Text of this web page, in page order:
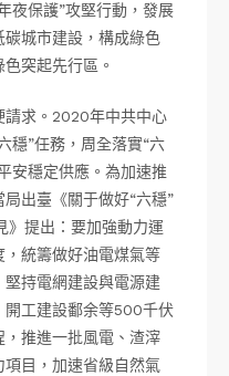
夜保護”攻堅行動，發展
城市建設，構成綠色
突起先行區。
請求。2020年中共中心
穩”任務，周全落實“六
安穩定供應。為加速推
出臺《關于做好“六穩”
》提出：要加強動力運
統籌做好油電煤氣等
持電網建設與電源建
開工建設鄱余等500千伏
推進一批風電、渣滓
目，加速省級自然氣